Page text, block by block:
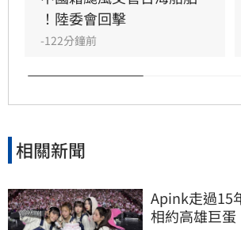
深火熱，政府卻忙於政治操作。
國作為大國卻缺乏基本素質，並再
！陸委會回擊
-122分鐘前
相關新聞
Apink走過15
相約高雄巨蛋